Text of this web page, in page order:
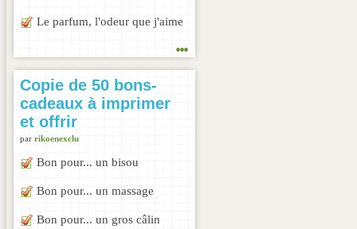
Le parfum, l'odeur que j'aime
...
Copie de 50 bons-
cadeaux à imprimer
et offrir
par rikoenexclu
Bon pour... un bisou
Bon pour... un massage
Bon pour... un gros câlin